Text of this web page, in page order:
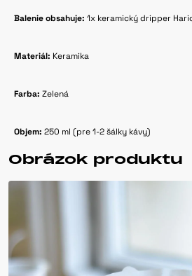
Balenie obsahuje: 1x keramický dripper
Materiál: Keramika
Farba: Zelená
Objem: 250 ml (pre 1-2 šálky kávy)
Obrázok produktu